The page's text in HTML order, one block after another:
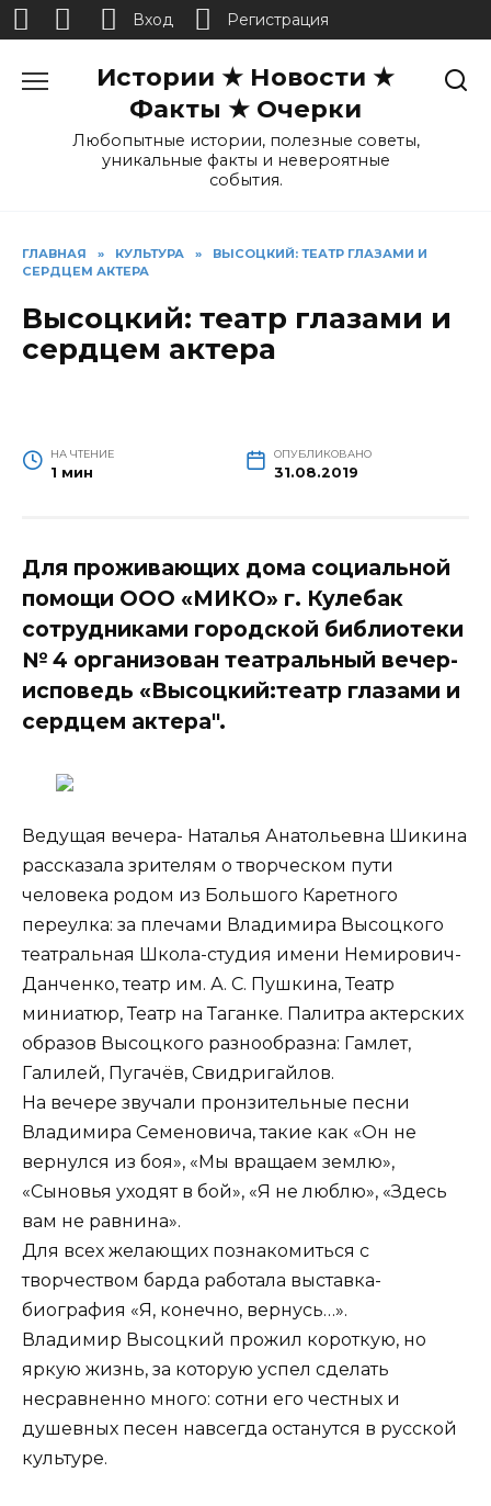
Истории ★ Новости ★
Факты ★ Очерки
Любопытные истории, полезные советы,
уникальные факты и невероятные
события.
ГЛАВНАЯ » КУЛЬТУРА »
ВЫСОЦКИЙ: ТЕАТР ГЛАЗАМИ И
СЕРДЦЕМ АКТЕРА
Высоцкий: театр глазами и
сердцем актера
НА ЧТЕНИЕ
1 мин
ОПУБЛИКОВАНО
31.08.2019
Для проживающих дома социальной
помощи ООО «МИКО» г. Кулебак
сотрудниками городской библиотеки
№ 4 организован театральный вечер-
исповедь «Высоцкий:театр глазами и
сердцем актера".
Ведущая вечера- Наталья Анатольевна Шикина
рассказала зрителям о творческом пути
человека родом из Большого Каретного
переулка: за плечами Владимира Высоцкого
театральная Школа-студия имени Немирович-
Данченко, театр им. А. С. Пушкина, Театр
миниатюр, Театр на Таганке. Палитра актерских
образов Высоцкого разнообразна: Гамлет,
Галилей, Пугачёв, Свидригайлов.
На вечере звучали пронзительные песни
Владимира Семеновича, такие как «Он не
вернулся из боя», «Мы вращаем землю»,
«Сыновья уходят в бой», «Я не люблю», «Здесь
вам не равнина».
Для всех желающих познакомиться с
творчеством барда работала выставка-
биография «Я, конечно, вернусь…».
Владимир Высоцкий прожил короткую, но
яркую жизнь, за которую успел сделать
несравненно много: сотни его честных и
душевных песен навсегда останутся в русской
культуре.
Вход Регистрация